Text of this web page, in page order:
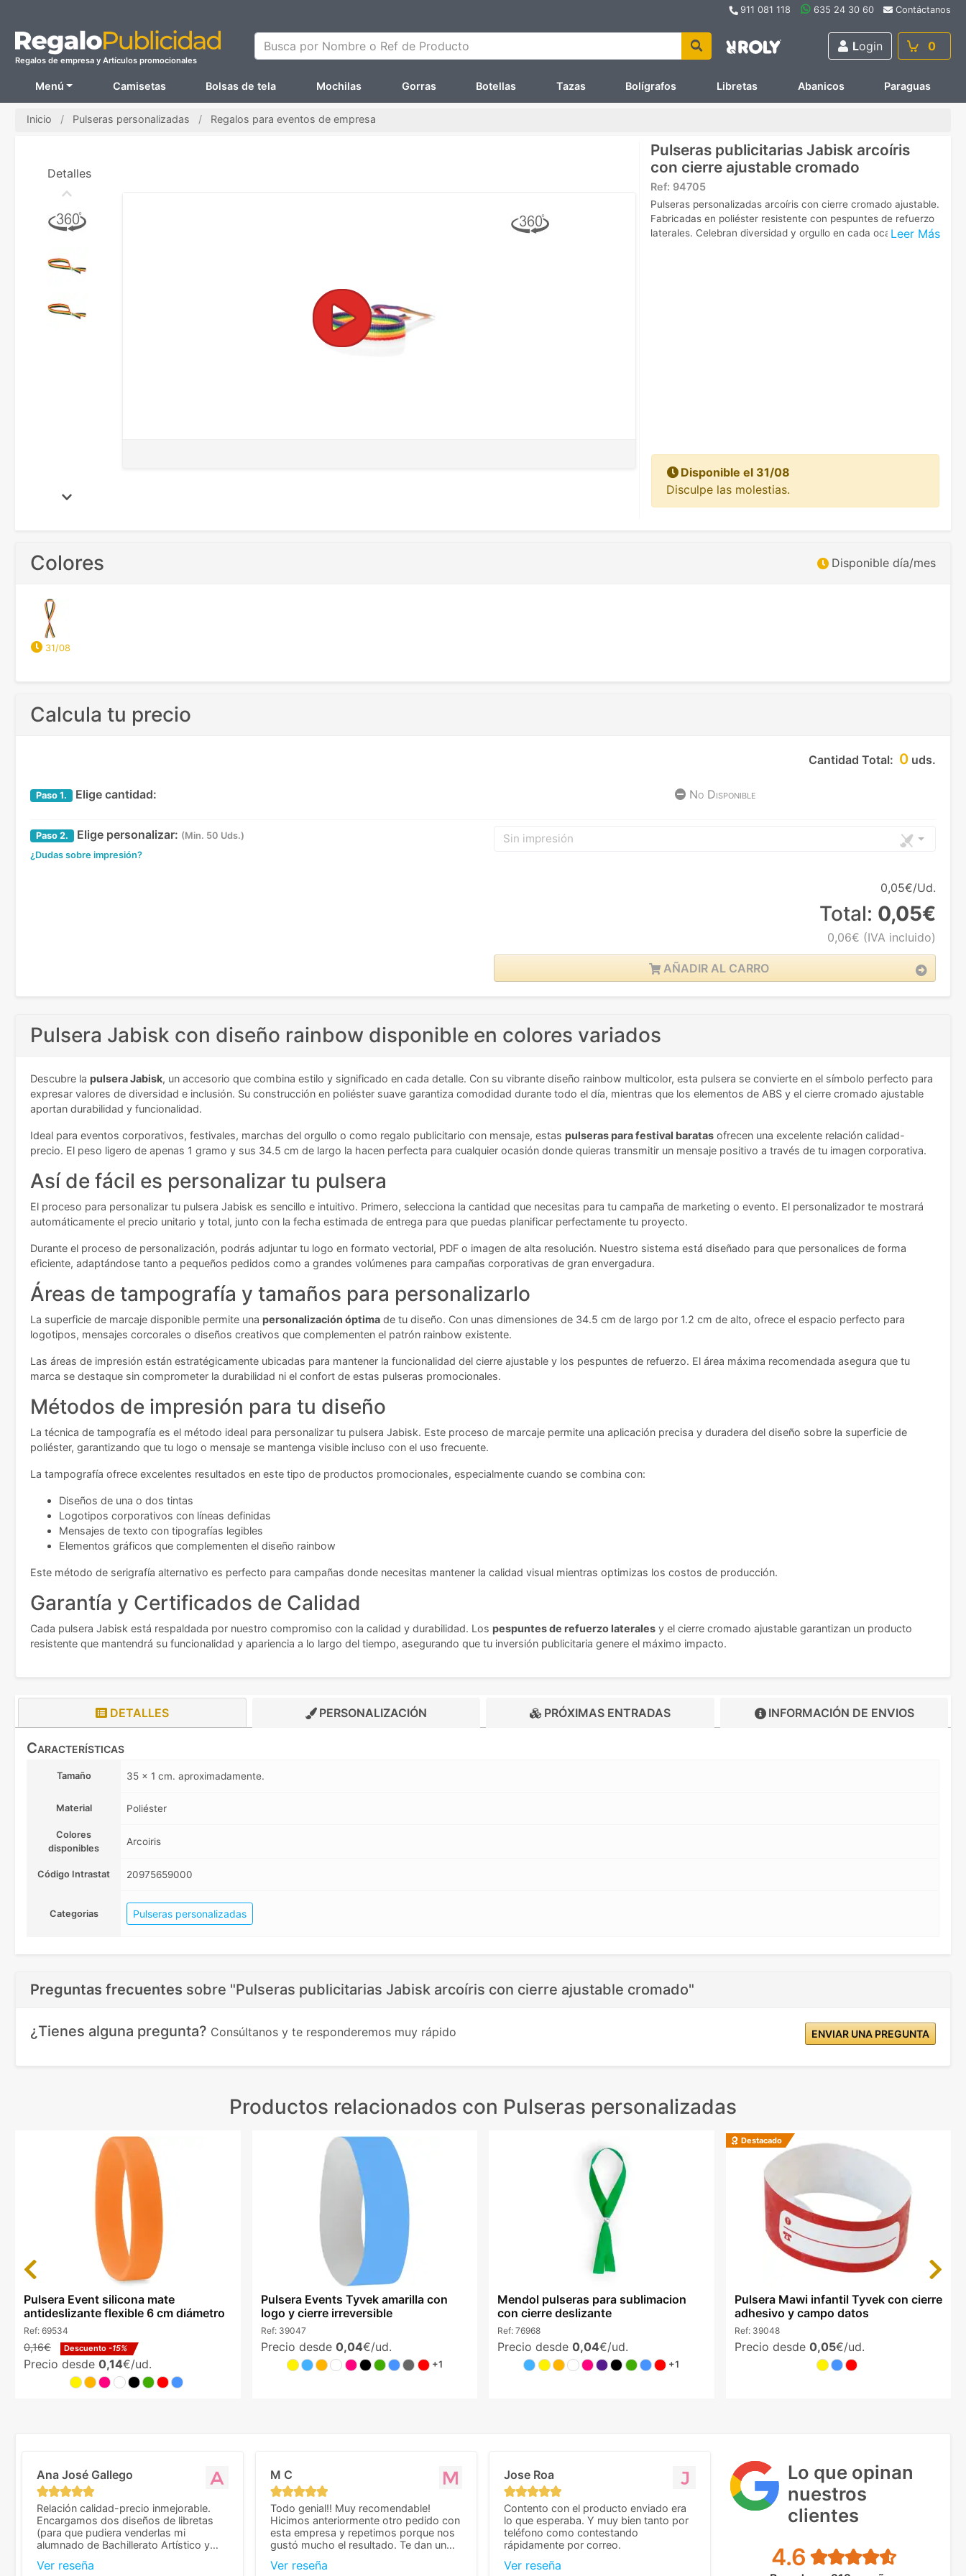
911 081 118 635 24 30 60 Contáctanos
Regalos de empresa y Artículos promocionales
Busca por Nombre o Ref de Producto Login 0
Menú Camisetas Bolsas de tela Mochilas Gorras Botellas Tazas Bolígrafos Libretas Abanicos Paraguas
Inicio Pulseras personalizadas Regalos para eventos de empresa
Pulseras publicitarias Jabisk arcoíris
con cierre ajustable cromado
Ref: 94705
Leer Más
Pulseras personalizadas arcoíris con cierre cromado ajustable.
Fabricadas en poliéster resistente con pespuntes de refuerzo
laterales. Celebran diversidad y orgullo en cada ocasión.
Disponible el 31/08
Disculpe las molestias.
Detalles
Colores Disponible día/mes
31/08
Calcula tu precio
Cantidad Total: 0 uds.
Paso 1. Elige cantidad: No Disponible
Paso 2. Elige personalizar: (Min. 50 Uds.)
¿Dudas sobre impresión?
Sin impresión
0,05€/Ud.
Total: 0,05€
0,06€ (IVA incluido)
AÑADIR AL CARRO
Pulsera Jabisk con diseño rainbow disponible en colores variados
Descubre la pulsera Jabisk, un accesorio que combina estilo y significado en cada detalle. Con su vibrante diseño rainbow multicolor, esta pulsera se convierte en el símbolo perfecto para
expresar valores de diversidad e inclusión. Su construcción en poliéster suave garantiza comodidad durante todo el día, mientras que los elementos de ABS y el cierre cromado ajustable
aportan durabilidad y funcionalidad.
Ideal para eventos corporativos, festivales, marchas del orgullo o como regalo publicitario con mensaje, estas pulseras para festival baratas ofrecen una excelente relación calidad-
precio. El peso ligero de apenas 1 gramo y sus 34.5 cm de largo la hacen perfecta para cualquier ocasión donde quieras transmitir un mensaje positivo a través de tu imagen corporativa.
Así de fácil es personalizar tu pulsera
El proceso para personalizar tu pulsera Jabisk es sencillo e intuitivo. Primero, selecciona la cantidad que necesitas para tu campaña de marketing o evento. El personalizador te mostrará
automáticamente el precio unitario y total, junto con la fecha estimada de entrega para que puedas planificar perfectamente tu proyecto.
Durante el proceso de personalización, podrás adjuntar tu logo en formato vectorial, PDF o imagen de alta resolución. Nuestro sistema está diseñado para que personalices de forma
eficiente, adaptándose tanto a pequeños pedidos como a grandes volúmenes para campañas corporativas de gran envergadura.
Áreas de tampografía y tamaños para personalizarlo
La superficie de marcaje disponible permite una personalización óptima de tu diseño. Con unas dimensiones de 34.5 cm de largo por 1.2 cm de alto, ofrece el espacio perfecto para
logotipos, mensajes corcorales o diseños creativos que complementen el patrón rainbow existente.
Las áreas de impresión están estratégicamente ubicadas para mantener la funcionalidad del cierre ajustable y los pespuntes de refuerzo. El área máxima recomendada asegura que tu
marca se destaque sin comprometer la durabilidad ni el confort de estas pulseras promocionales.
Métodos de impresión para tu diseño
La técnica de tampografía es el método ideal para personalizar tu pulsera Jabisk. Este proceso de marcaje permite una aplicación precisa y duradera del diseño sobre la superficie de
poliéster, garantizando que tu logo o mensaje se mantenga visible incluso con el uso frecuente.
La tampografía ofrece excelentes resultados en este tipo de productos promocionales, especialmente cuando se combina con:
Diseños de una o dos tintas
Logotipos corporativos con líneas definidas
Mensajes de texto con tipografías legibles
Elementos gráficos que complementen el diseño rainbow
Este método de serigrafía alternativo es perfecto para campañas donde necesitas mantener la calidad visual mientras optimizas los costos de producción.
Garantía y Certificados de Calidad
Cada pulsera Jabisk está respaldada por nuestro compromiso con la calidad y durabilidad. Los pespuntes de refuerzo laterales y el cierre cromado ajustable garantizan un producto
resistente que mantendrá su funcionalidad y apariencia a lo largo del tiempo, asegurando que tu inversión publicitaria genere el máximo impacto.
DETALLES PERSONALIZACIÓN PRÓXIMAS ENTRADAS INFORMACIÓN DE ENVIOS
Características
Tamaño 35 x 1 cm. aproximadamente.
Material Poliéster
Colores
disponibles
Arcoiris
Código Intrastat 20975659000
Categorias Pulseras personalizadas
Preguntas frecuentes sobre "Pulseras publicitarias Jabisk arcoíris con cierre ajustable cromado"
¿Tienes alguna pregunta? Consúltanos y te responderemos muy rápido ENVIAR UNA PREGUNTA
Productos relacionados con Pulseras personalizadas
Pulsera Event silicona mate
antideslizante flexible 6 cm diámetro
Ref: 69534
0,16€ Descuento -15%
Precio desde 0,14€/ud.
Pulsera Events Tyvek amarilla con
logo y cierre irreversible
Ref: 39047
Precio desde 0,04€/ud.
+1
Mendol pulseras para sublimacion
con cierre deslizante
Ref: 76968
Precio desde 0,04€/ud.
+1
Destacado
Pulsera Mawi infantil Tyvek con cierre
adhesivo y campo datos
Ref: 39048
Precio desde 0,05€/ud.
Previous Next
Lo que opinan
nuestros
clientes
4.6
Ana José Gallego
Relación calidad-precio inmejorable.
Encargamos dos diseños de libretas
(para que pudiera venderlas mi
alumnado de Bachillerato Artístico y
mejor presupuesto con diferencia, con
Ver reseña
M C
Todo genial!! Muy recomendable!
Hicimos anteriormente otro pedido con
esta empresa y repetimos porque nos
gustó mucho el resultado. Te dan un
que valoramos mucho cuando se trata
Ver reseña
Jose Roa
Contento con el producto enviado era
lo que esperaba. Y muy bien tanto por
teléfono como contestando
rápidamente por correo.
Ver reseña